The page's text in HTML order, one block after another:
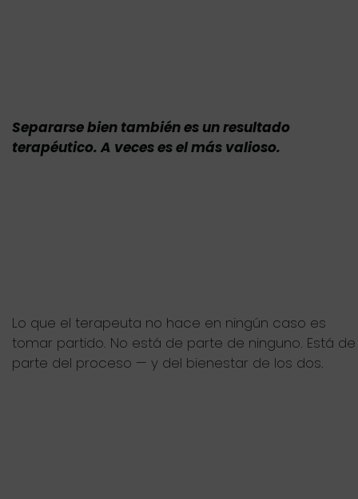
Separarse bien también es un resultado
terapéutico. A veces es el más valioso.
Lo que el terapeuta no hace en ningún caso es
tomar partido. No está de parte de ninguno. Está de
parte del proceso — y del bienestar de los dos.